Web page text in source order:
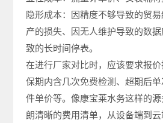
隐形成本：因精度不够导致的贸
产的损失、因无人维护导致的数
致的长时间停表。
在进行厂家对比时，应该要求报
保期内含几次免费检测、超期后
件单价等。像康宝莱水务这样的
朗清晰的费用清单，从设备端到